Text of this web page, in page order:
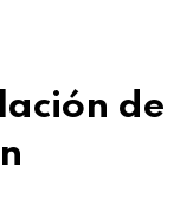
de